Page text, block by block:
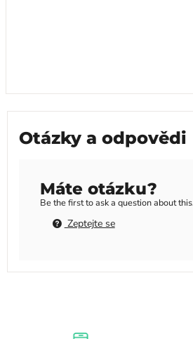
Otázky a odpovědi
Máte otázku?
Be the first to ask a question about this.
Zeptejte se